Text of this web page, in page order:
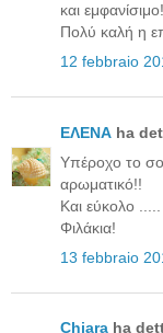
και εμφανίσιμο!
Πολύ καλή η
12 febbraio
ΕΛΕΝΑ ha
Υπέροχο το
αρωματικό!!
Και εύκολο
Φιλάκια!
13 febbraio
Chiara ha